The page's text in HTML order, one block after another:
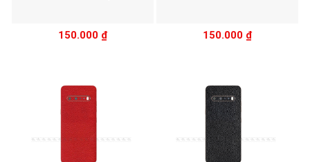
150.000 ₫ 150.000 ₫